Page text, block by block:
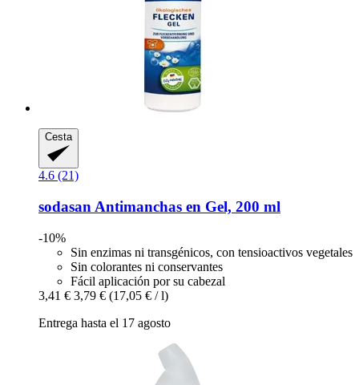
Cesta
4.6 (21)
sodasan Antimanchas en Gel, 200 ml
-10%
Sin enzimas ni transgénicos, con tensioactivos vegetales
Sin colorantes ni conservantes
Fácil aplicación por su cabezal
3,41 € 3,79 € (17,05 € / l)
Entrega hasta el 17 agosto